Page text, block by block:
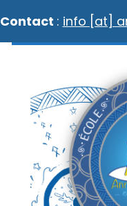
Contact : info [at]